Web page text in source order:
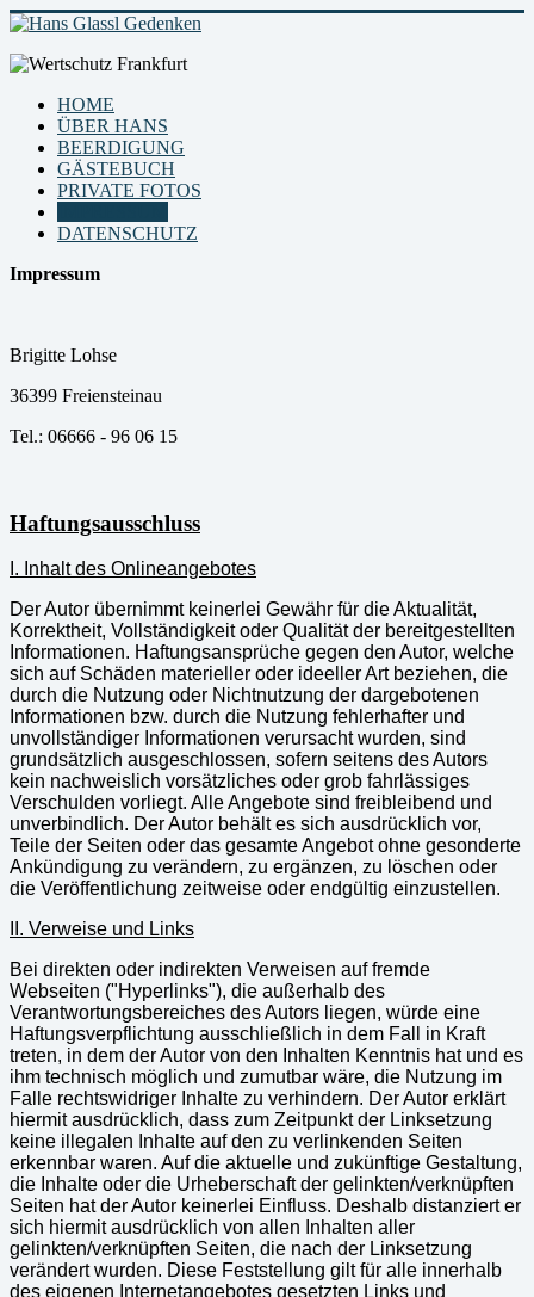
HOME
ÜBER HANS
BEERDIGUNG
GÄSTEBUCH
PRIVATE FOTOS
DATENSCHUTZ
Impressum
Brigitte Lohse
36399 Freiensteinau
Tel.: 06666 - 96 06 15
Haftungsausschluss
I. Inhalt des Onlineangebotes
Der Autor übernimmt keinerlei Gewähr für die Aktualität,
Korrektheit, Vollständigkeit oder Qualität der bereitgestellten
Informationen. Haftungsansprüche gegen den Autor, welche
sich auf Schäden materieller oder ideeller Art beziehen, die
durch die Nutzung oder Nichtnutzung der dargebotenen
Informationen bzw. durch die Nutzung fehlerhafter und
unvollständiger Informationen verursacht wurden, sind
grundsätzlich ausgeschlossen, sofern seitens des Autors
kein nachweislich vorsätzliches oder grob fahrlässiges
Verschulden vorliegt. Alle Angebote sind freibleibend und
unverbindlich. Der Autor behält es sich ausdrücklich vor,
Teile der Seiten oder das gesamte Angebot ohne gesonderte
Ankündigung zu verändern, zu ergänzen, zu löschen oder
die Veröffentlichung zeitweise oder endgültig einzustellen.
II. Verweise und Links
Bei direkten oder indirekten Verweisen auf fremde
Webseiten ("Hyperlinks"), die außerhalb des
Verantwortungsbereiches des Autors liegen, würde eine
Haftungsverpflichtung ausschließlich in dem Fall in Kraft
treten, in dem der Autor von den Inhalten Kenntnis hat und es
ihm technisch möglich und zumutbar wäre, die Nutzung im
Falle rechtswidriger Inhalte zu verhindern. Der Autor erklärt
hiermit ausdrücklich, dass zum Zeitpunkt der Linksetzung
keine illegalen Inhalte auf den zu verlinkenden Seiten
erkennbar waren. Auf die aktuelle und zukünftige Gestaltung,
die Inhalte oder die Urheberschaft der gelinkten/verknüpften
Seiten hat der Autor keinerlei Einfluss. Deshalb distanziert er
sich hiermit ausdrücklich von allen Inhalten aller
gelinkten/verknüpften Seiten, die nach der Linksetzung
verändert wurden. Diese Feststellung gilt für alle innerhalb
des eigenen Internetangebotes gesetzten Links und